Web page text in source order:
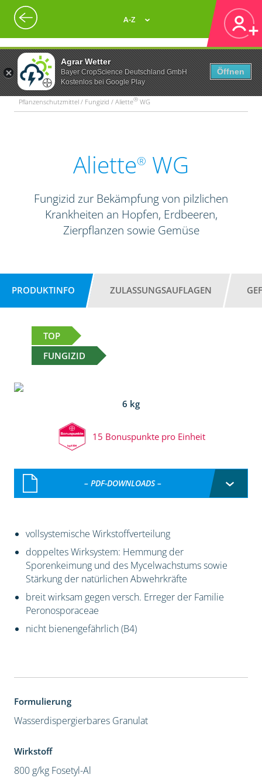
Agrar Wetter
Bayer CropScience Deutschland GmbH
Kostenlos bei Google Play
Öffnen
A-Z
Pflanzenschutzmittel / Fungizid / Aliette® WG
Aliette® WG
Fungizid zur Bekämpfung von pilzlichen
Krankheiten an Hopfen, Erdbeeren,
Zierpflanzen sowie Gemüse
PRODUKTINFO ZULASSUNGSAUFLAGEN
TOP
FUNGIZID
6 kg
15 Bonuspunkte pro Einheit
– PDF-DOWNLOADS –
vollsystemische Wirkstoffverteilung
doppeltes Wirksystem: Hemmung der
Sporenkeimung und des Mycelwachstums sowie
Stärkung der natürlichen Abwehrkräfte
breit wirksam gegen versch. Erreger der Familie
Peronosporaceae
nicht bienengefährlich (B4)
Formulierung
Wasserdispergierbares Granulat
Wirkstoff
800 g/kg Fosetyl-Al